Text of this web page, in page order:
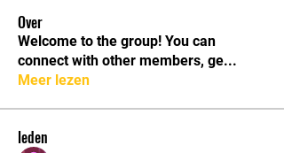
Over
Welcome to the group! You can
connect with other members, ge...
Meer lezen
leden